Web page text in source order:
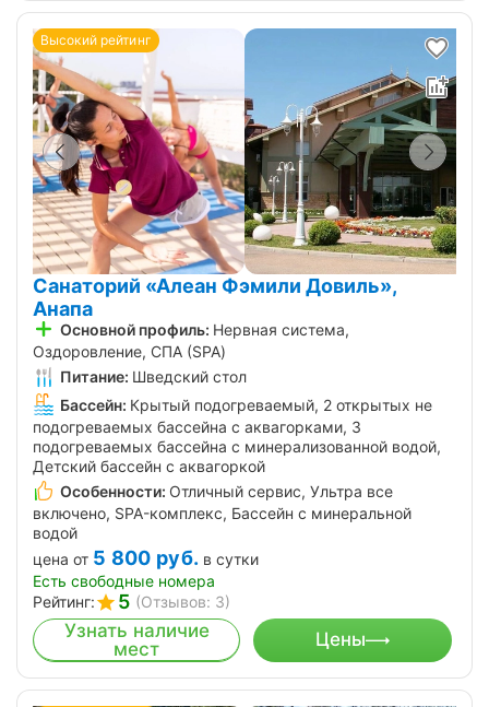
Высокий рейтинг
Санаторий «Алеан Фэмили Довиль»,
Анапа
Основной профиль: Нервная система,
Оздоровление, СПА (SPA)
Питание: Шведский стол
Бассейн: Крытый подогреваемый, 2 открытых не
подогреваемых бассейна с аквагорками, 3
подогреваемых бассейна с минерализованной водой,
Детский бассейн с аквагоркой
Особенности: Отличный сервис, Ультра все
включено, SPA-комплекс, Бассейн с минеральной
водой
цена от 5 800 руб. в сутки
Есть свободные номера
Рейтинг:
5 (Отзывов: 3)
Узнать наличие
мест
Цены